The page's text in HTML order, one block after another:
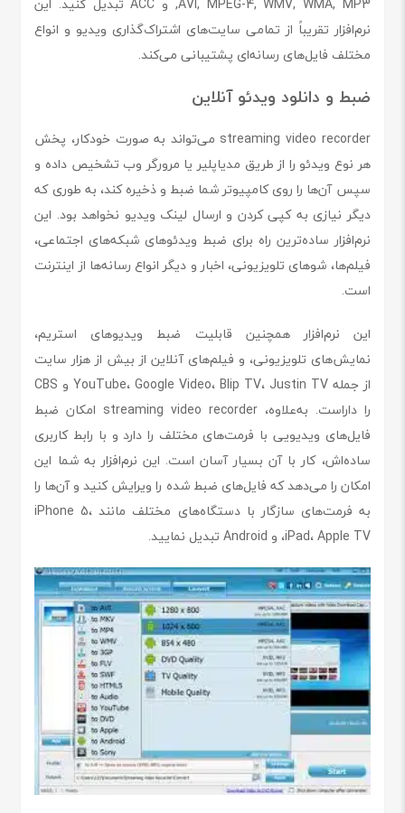
نرم‌افزار تقریباً از تمامی سایت‌های اشتراک‌گذاری ویدیو و انواع
مختلف فایل‌های رسانه‌ای پشتیبانی می‌کند.
ضبط و دانلود ویدئو آنلاین
streaming video recorder می‌تواند به صورت خودکار، پخش
هر نوع ویدئو را از طریق مدیاپلیر یا مرورگر وب تشخیص داده و
سپس آن‌ها را روی کامپیوتر شما ضبط و ذخیره کند، به طوری که
دیگر نیازی به کپی کردن و ارسال لینک ویدیو نخواهد بود. این
نرم‌افزار ساده‌ترین راه برای ضبط ویدئوهای شبکه‌های اجتماعی،
فیلم‌ها، شوهای تلویزیونی، اخبار و دیگر انواع رسانه‌ها از اینترنت
است.
این نرم‌افزار همچنین قابلیت ضبط ویدیوهای استریم،
نمایش‌های تلویزیونی، و فیلم‌های آنلاین از بیش از هزار سایت
از جمله YouTube، Google Video، Blip TV، Justin TV و CBS
را داراست. به‌علاوه، streaming video recorder امکان ضبط
فایل‌های ویدیویی با فرمت‌های مختلف را دارد و با رابط کاربری
ساده‌اش، کار با آن بسیار آسان است. این نرم‌افزار به شما این
امکان را می‌دهد که فایل‌های ضبط شده را ویرایش کنید و آن‌ها را
به فرمت‌های سازگار با دستگاه‌های مختلف مانند iPhone 5،
iPad، Apple TV، و Android تبدیل نمایید.